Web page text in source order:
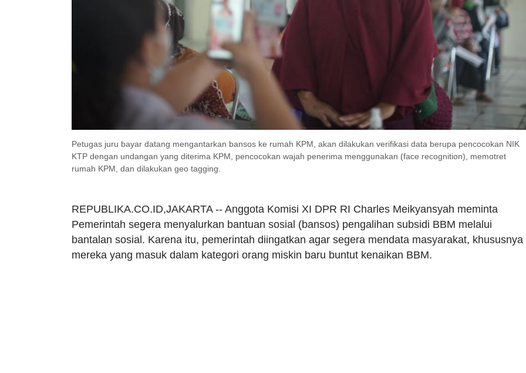
Petugas juru bayar datang mengantarkan bansos ke rumah KPM, akan dilakukan verifikasi data berupa pencocokan NIK
KTP dengan undangan yang diterima KPM, pencocokan wajah penerima menggunakan (face recognition), memotret
rumah KPM, dan dilakukan geo tagging.
REPUBLIKA.CO.ID,JAKARTA -- Anggota Komisi XI DPR RI Charles Meikyansyah meminta
Pemerintah segera menyalurkan bantuan sosial (bansos) pengalihan subsidi BBM melalui
bantalan sosial. Karena itu, pemerintah diingatkan agar segera mendata masyarakat, khususnya
mereka yang masuk dalam kategori orang miskin baru buntut kenaikan BBM.